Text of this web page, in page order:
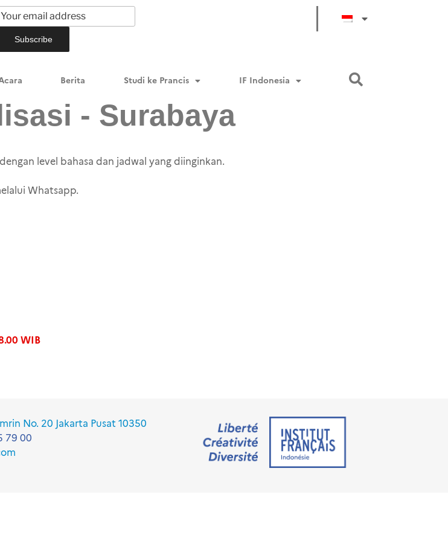
Berita Studi ke Prancis IF Indonesia
- Surabaya
level bahasa dan jadwal yang diinginkan.
Whatsapp.
WIB
No. 20 Jakarta Pusat 10350
79 00